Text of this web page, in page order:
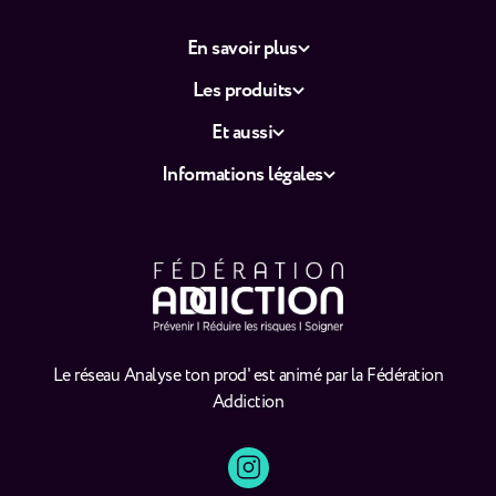
Le réseau Analyse ton prod' est animé par la Fédération
Addiction
En savoir plus
Les produits
Et aussi
Informations légales